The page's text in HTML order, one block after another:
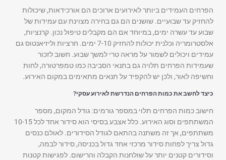
הפרחים העמידים ביותר לאירועים ארוכים הם אורכידאות, שיכולות
להחזיק עד שבועיים. שושנים הם גם בחירה מצוינת עם עמידות של
שבוע עד עשרה ימים, במיוחד אם הם מקבלים טיפול נכון. קרנציות,
אלסטרומריה וכלנית יכולות להחזיק 7-10 ימים. חרציות וליזיאנטוס גם
עמידים ויכולים לשמור על מראה טרי למשך שבוע. חשוב לזכור
שעמידות הפרחים תלויה גם בתנאי הסביבה כמו טמפרטורה, לחות
וחשיפה לאור, ולכן יש להקפיד על תנאים מתאימים במקום האירוע.
כיצד לחשב את כמות הפרחים הנדרשת לאירוע עסקי?
חישוב כמות הפרחים תלוי במספר גורמים: גודל המקום, מספר
המשתתפים וסוג האירוע. כלל אצבע בסיסי הוא סידור אחד לכל 10-15
משתתפים, אך זה משתנה בהתאם לגודל הסידורים. לאולם כנסים
גדול צריך לפחות סידור מרכזי אחד גדול בכניסה, סידור לבמה,
וסידורים קטנים יותר על שולחנות הקבלה והרישום. לפגישות קטנות